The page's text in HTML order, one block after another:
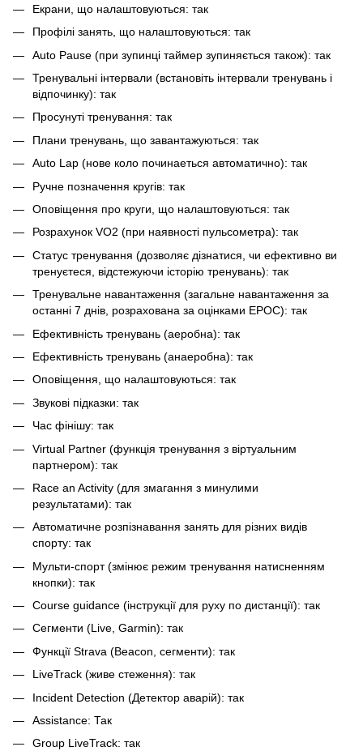
Екрани, що налаштовуються: так
Профілі занять, що налаштовуються: так
Auto Pause (при зупинці таймер зупиняється також): так
Тренувальні інтервали (встановіть інтервали тренувань і
відпочинку): так
Просунуті тренування: так
Плани тренувань, що завантажуються: так
Auto Lap (нове коло починаеться автоматично): так
Ручне позначення кругів: так
Оповіщення про круги, що налаштовуються: так
Розрахунок VO2 (при наявності пульсометра): так
Статус тренування (дозволяє дізнатися, чи ефективно ви
тренуєтеся, відстежуючи історію тренувань): так
Тренувальне навантаження (загальне навантаження за
останні 7 днів, розрахована за оцінками EPOC): так
Ефективність тренувань (аеробна): так
Ефективність тренувань (анаеробна): так
Оповіщення, що налаштовуються: так
Звукові підказки: так
Час фінішу: так
Virtual Partner (функція тренування з віртуальним
партнером): так
Race an Activity (для змагання з минулими
результатами): так
Автоматичне розпізнавання занять для різних видів
спорту: так
Мульти-спорт (змінює режим тренування натисненням
кнопки): так
Course guidance (інструкції для руху по дистанції): так
Сегменти (Live, Garmin): так
Функції Strava (Beacon, сегменти): так
LiveTrack (живе стеження): так
Incident Detection (Детектор аварій): так
Assistance: Так
Group LiveTrack: так